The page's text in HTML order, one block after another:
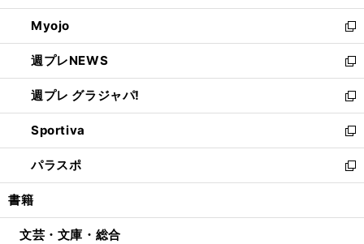
開
く
ウ
で
開
く
ン
ド
ウ
で
開
く
ウ
ィ
ン
ド
ウ
で
開
く
Myojo
新
し
い
ウ
ィ
ン
ド
ウ
で
開
週プレNEWS
新
し
い
ウ
ィ
ン
ド
ウ
開
週プレ グラジャパ!
新
し
い
ウ
ィ
ン
ウ
Sportiva
新
し
い
ウ
ン
パラスポ
新
し
ウ
書籍
文芸・文庫・総合